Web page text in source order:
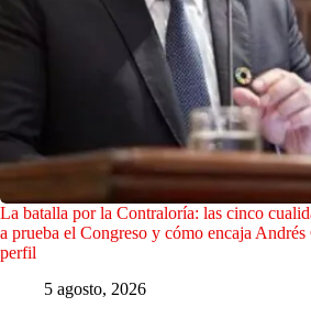
La batalla por la Contraloría: las cinco
a prueba el Congreso y cómo encaja Andrés
perfil
5 agosto, 2026